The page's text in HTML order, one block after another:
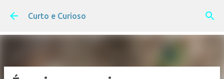
Pular para o conteúdo principal
Curto e Curioso